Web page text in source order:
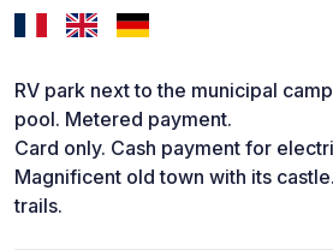
RV park next to the municipal
pool. Metered payment.
Card only. Cash payment for
Magnificent old town with its
trails.